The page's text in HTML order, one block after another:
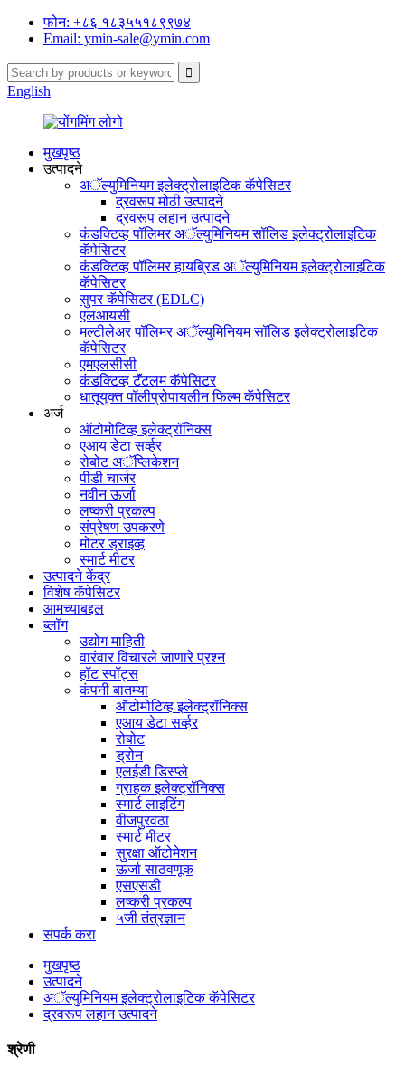
फोन: +८६ १८३५५१८९९७४
Email: ymin-sale@ymin.com
English
मुखपृष्ठ
उत्पादने
अॅल्युमिनियम इलेक्ट्रोलाइटिक कॅपेसिटर
द्रवरूप मोठी उत्पादने
द्रवरूप लहान उत्पादने
कंडक्टिव्ह पॉलिमर अॅल्युमिनियम सॉलिड इलेक्ट्रोलाइटिक
कॅपेसिटर
कंडक्टिव्ह पॉलिमर हायब्रिड अॅल्युमिनियम इलेक्ट्रोलाइटिक
कॅपेसिटर
सुपर कॅपेसिटर (EDLC)
एलआयसी
मल्टीलेअर पॉलिमर अॅल्युमिनियम सॉलिड इलेक्ट्रोलाइटिक
कॅपेसिटर
एमएलसीसी
कंडक्टिव्ह टॅंटलम कॅपेसिटर
धातूयुक्त पॉलीप्रोपायलीन फिल्म कॅपेसिटर
अर्ज
ऑटोमोटिव्ह इलेक्ट्रॉनिक्स
एआय डेटा सर्व्हर
रोबोट अॅप्लिकेशन
पीडी चार्जर
नवीन ऊर्जा
लष्करी प्रकल्प
संप्रेषण उपकरणे
मोटर ड्राइव्ह
स्मार्ट मीटर
उत्पादने केंद्र
विशेष कॅपेसिटर
आमच्याबद्दल
ब्लॉग
उद्योग माहिती
वारंवार विचारले जाणारे प्रश्न
हॉट स्पॉट्स
कंपनी बातम्या
ऑटोमोटिव्ह इलेक्ट्रॉनिक्स
एआय डेटा सर्व्हर
रोबोट
ड्रोन
एलईडी डिस्प्ले
ग्राहक इलेक्ट्रॉनिक्स
स्मार्ट लाइटिंग
वीजपुरवठा
स्मार्ट मीटर
सुरक्षा ऑटोमेशन
ऊर्जा साठवणूक
एसएसडी
लष्करी प्रकल्प
५जी तंत्रज्ञान
संपर्क करा
मुखपृष्ठ
उत्पादने
अॅल्युमिनियम इलेक्ट्रोलाइटिक कॅपेसिटर
द्रवरूप लहान उत्पादने
श्रेणी